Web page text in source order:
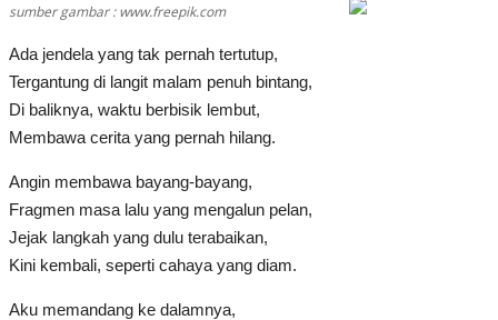
Reportase
Semua
Galleri
Audiobook
sumber gambar : www.freepik.com
Ada jendela yang tak pernah tertutup,
Tergantung di langit malam penuh bintang,
Di baliknya, waktu berbisik lembut,
Membawa cerita yang pernah hilang.
Angin membawa bayang-bayang,
Fragmen masa lalu yang mengalun pelan,
Jejak langkah yang dulu terabaikan,
Kini kembali, seperti cahaya yang diam.
Aku memandang ke dalamnya,